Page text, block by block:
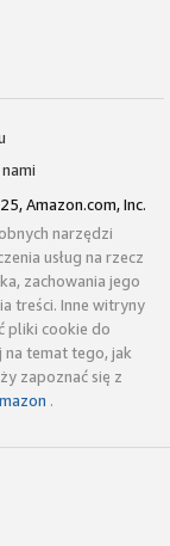
Amazon.com, Inc.
narzędzi
usług na rzecz
zachowania jego
treści. Inne witryny
pliki cookie do
temat tego, jak
zapoznać się z
.